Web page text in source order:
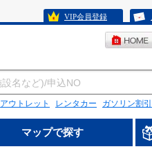
VIP会員登録
アウトレット レンタカー ガソリン割引
マップで探す